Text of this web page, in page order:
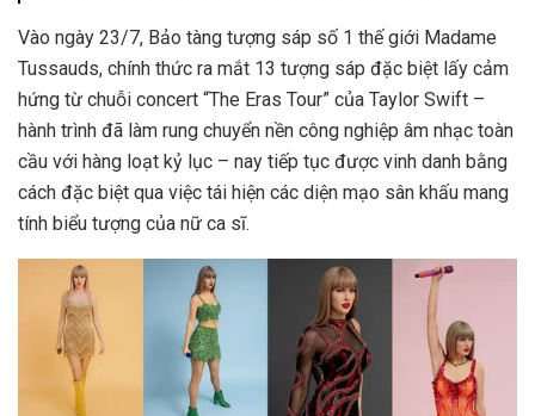
Vào ngày 23/7, Bảo tàng tượng sáp số 1 thế giới Madame
Tussauds, chính thức ra mắt 13 tượng sáp đặc biệt lấy cảm
hứng từ chuỗi concert “The Eras Tour” của Taylor Swift –
hành trình đã làm rung chuyển nền công nghiệp âm nhạc toàn
cầu với hàng loạt kỷ lục – nay tiếp tục được vinh danh bằng
cách đặc biệt qua việc tái hiện các diện mạo sân khấu mang
tính biểu tượng của nữ ca sĩ.